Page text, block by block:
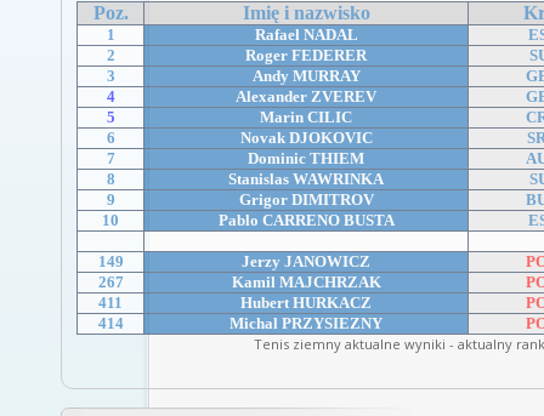
Poz. Imię i nazwisko
1 Rafael NADAL
2
Roger FEDERER
3
Andy MURRAY
4
Alexander ZVEREV
5
Marin CILIC
6
Novak DJOKOVIC
7
Dominic THIEM
8
Stanislas WAWRINKA
9
Grigor DIMITROV
10
Pablo CARRENO BUSTA
149
Jerzy JANOWICZ
267
Kamil MAJCHRZAK
411
Hubert HURKACZ
414
Michal PRZYSIEZNY
Tenis ziemny aktualne wyniki - aktualny